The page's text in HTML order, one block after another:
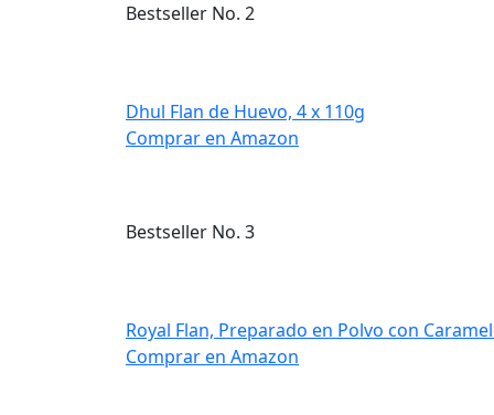
Bestseller No. 2
Dhul Flan de Huevo, 4 x 110g
Comprar en Amazon
Bestseller No. 3
Royal Flan, Preparado en Polvo con
Comprar en Amazon